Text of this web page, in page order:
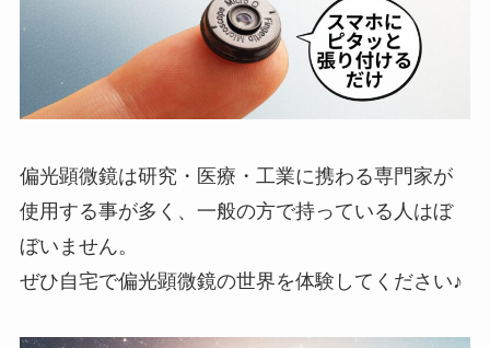
偏光顕微鏡は研究・医療・工業に携わる専門家が
使用する事が多く、一般の方で持っている人はぼ
ぼいません。
ぜひ自宅で偏光顕微鏡の世界を体験してください♪